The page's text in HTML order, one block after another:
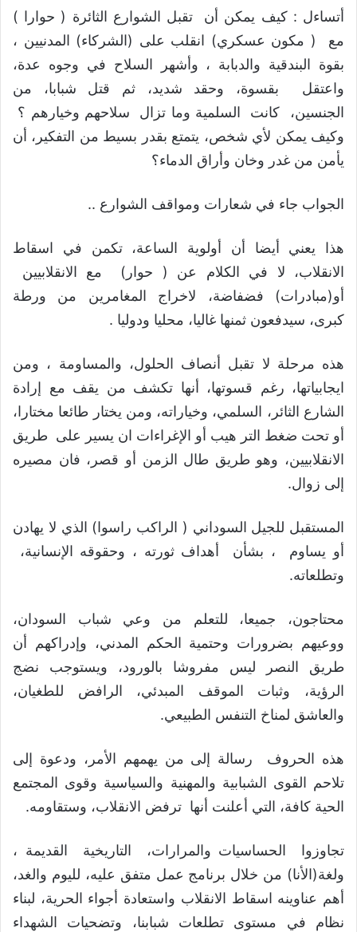
أتساءل : كيف يمكن أن تقبل الشوارع الثائرة ( حوارا )
مع ( مكون عسكري) انقلب على (الشركاء) المدنيين ،
بقوة البندقية والدبابة ، وأشهر السلاح في وجوه عدة،
واعتقل بقسوة، وحقد شديد، ثم قتل شبابا، من
الجنسين، كانت السلمية وما تزال سلاحهم وخيارهم ؟
وكيف يمكن لأي شخص، يتمتع بقدر بسيط من التفكير، أن
يأمن من غدر وخان وأراق الدماء؟
الجواب جاء في شعارات ومواقف الشوارع ..
هذا يعني أيضا أن أولوية الساعة، تكمن في اسقاط
الانقلاب، لا في الكلام عن ( حوار) مع الانقلابيين
أو(مبادرات) فضفاضة، لاخراج المغامرين من ورطة
كبرى، سيدفعون ثمنها غاليا، محليا ودوليا .
هذه مرحلة لا تقبل أنصاف الحلول، والمساومة ، ومن
ايجابياتها، رغم قسوتها، أنها تكشف من يقف مع إرادة
الشارع الثائر، السلمي، وخياراته، ومن يختار طائعا مختارا،
أو تحت ضغط التر هيب أو الإغراءات ان يسير على طريق
الانقلابيين، وهو طريق طال الزمن أو قصر، فان مصيره
إلى زوال.
المستقبل للجيل السوداني ( الراكب راسوا) الذي لا يهادن
أو يساوم ، بشأن أهداف ثورته ، وحقوقه الإنسانية،
وتطلعاته.
محتاجون، جميعا، للتعلم من وعي شباب السودان،
ووعيهم بضرورات وحتمية الحكم المدني، وإدراكهم أن
طريق النصر ليس مفروشا بالورود، ويستوجب نضج
الرؤية، وثبات الموقف المبدئي، الرافض للطغيان،
والعاشق لمناخ التنفس الطبيعي.
هذه الحروف رسالة إلى من يهمهم الأمر، ودعوة إلى
تلاحم القوى الشبابية والمهنية والسياسية وقوى المجتمع
الحية كافة، التي أعلنت أنها ترفض الانقلاب، وستقاومه.
تجاوزوا الحساسيات والمرارات، التاريخية القديمة ،
ولغة(الأنا) من خلال برنامج عمل متفق عليه، لليوم والغد،
أهم عناوينه اسقاط الانقلاب واستعادة أجواء الحرية، لبناء
نظام في مستوى تطلعات شبابنا، وتضحيات الشهداء